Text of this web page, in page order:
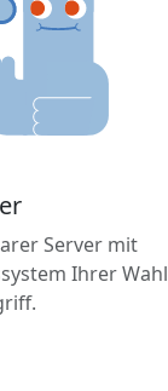
Server mit
Ihrer Wahl